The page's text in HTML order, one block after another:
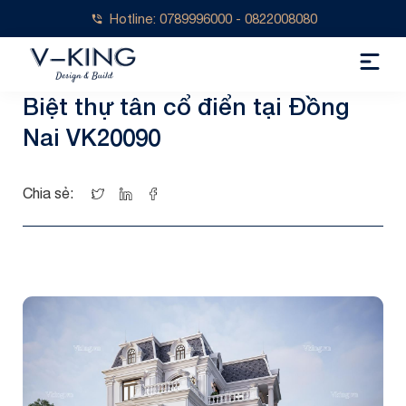
Hotline: 0789996000 - 0822008080
Biệt thự tân cổ điển tại Đồng
Nai VK20090
Chia sẻ: